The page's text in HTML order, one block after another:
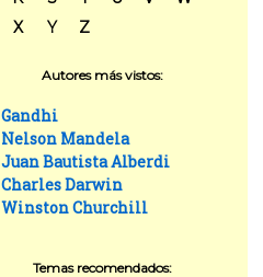
X
Y Z
Autores más vistos:
Gandhi
Nelson Mandela
Juan Bautista Alberdi
Charles Darwin
Winston Churchill
Temas recomendados: